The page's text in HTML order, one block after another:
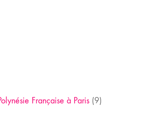
Française à Paris (9)